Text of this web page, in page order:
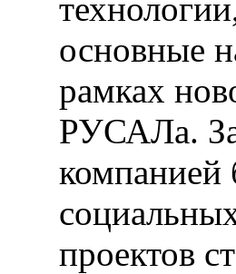
основные
рамках
РУСАЛа.
компанией
проектов